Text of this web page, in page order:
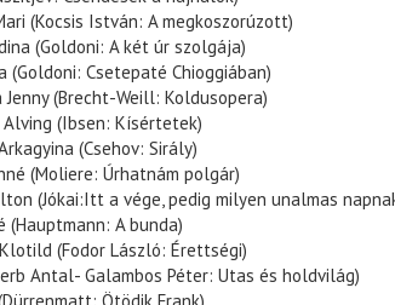
(Kocsis István: A megkoszorúzott)
(Goldoni: A két úr szolgája)
(Goldoni: Csetepaté Chioggiában)
Jenny (Brecht-Weill: Koldusopera)
(Ibsen: Kísértetek)
(Csehov: Sirály)
(Moliere: Úrhatnám polgár)
(Jókai:Itt a vége, pedig milyen unalmas
(Hauptmann: A bunda)
(Fodor László: Érettségi)
Antal- Galambos Péter: Utas és holdvilág)